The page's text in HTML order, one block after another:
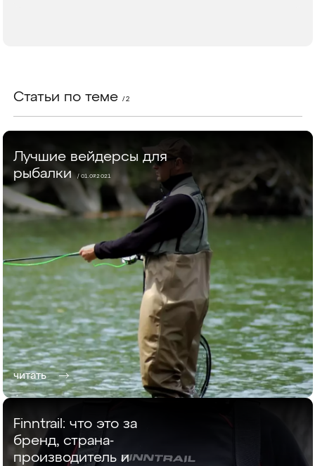
Статьи по теме / 2
Лучшие вейдерсы для
рыбалки / 01.07.2021
читать
Finntrail: что это за
бренд, страна-
производитель и